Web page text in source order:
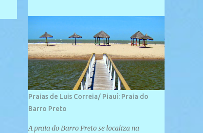
localizada na Rua São José, 98 Barrinha -
Cajueiro da Praia.
Praias de Luis Correia/ Piauí: Praia do
Barro Preto
A praia do Barro Preto se localiza na